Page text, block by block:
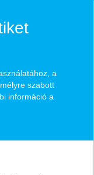
a
szabott
információ a